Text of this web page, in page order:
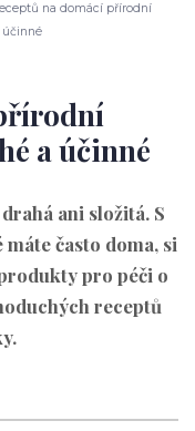
na domácí přírodní
účinné
a účinné
ani složitá. S
často doma, si
pro péči o
receptů